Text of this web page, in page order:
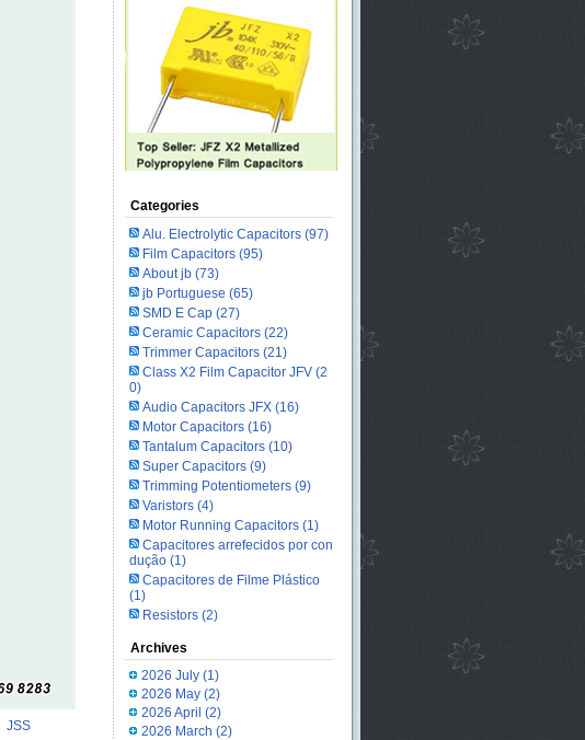
JSS
Categories
Alu. Electrolytic Capacitors(97)
Film Capacitors(95)
About jb(73)
jb Portuguese (65)
SMD E Cap(27)
Ceramic Capacitors(22)
Trimmer Capacitors(21)
Class X2 Film Capacitor JFV(2
0)
Audio Capacitors JFX(16)
Motor Capacitors (16)
Tantalum Capacitors(10)
Super Capacitors(9)
Trimming Potentiometers(9)
Varistors(4)
Motor Running Capacitors(1)
Capacitores arrefecidos por con
dução(1)
Capacitores de Filme Plástico
(1)
Resistors(2)
Archives
2026 July(1)
2026 May(2)
2026 April (2)
2026 March (2)